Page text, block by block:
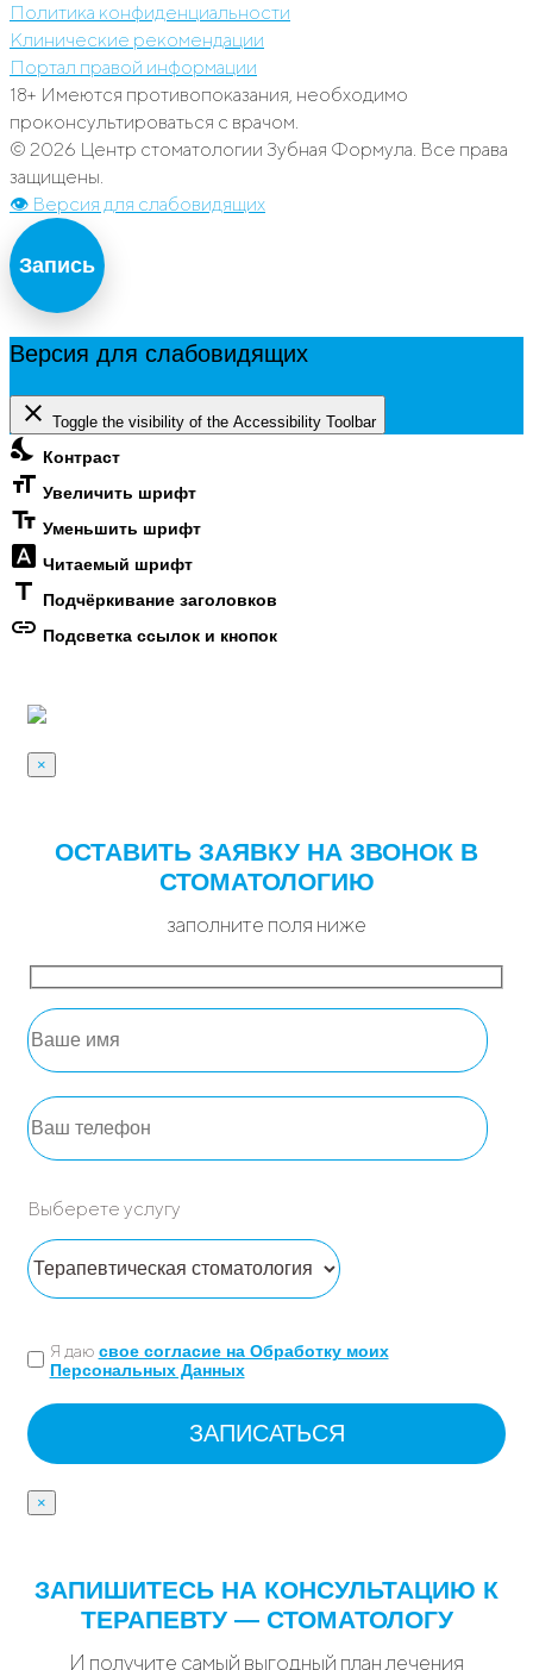
Политика конфиденциальности
Клинические рекомендации
Портал правой информации
18+ Имеются противопоказания, необходимо
проконсультироваться с врачом.
© 2026 Центр стоматологии Зубная Формула. Все права
защищены.
👁 Версия для слабовидящих
Запись
Версия для слабовидящих
close Toggle the visibility of the Accessibility Toolbar
nights_stay Контраст
format_size Увеличить шрифт
text_fields Уменьшить шрифт
font_download Читаемый шрифт
title Подчёркивание заголовков
link Подсветка ссылок и кнопок
×
ОСТАВИТЬ ЗАЯВКУ НА ЗВОНОК В
СТОМАТОЛОГИЮ
заполните поля ниже
Выберете услугу
Я даю свое согласие на Обработку моих
Персональных Данных
×
ЗАПИШИТЕСЬ НА КОНСУЛЬТАЦИЮ К
ТЕРАПЕВТУ — СТОМАТОЛОГУ
И получите самый выгодный план лечения